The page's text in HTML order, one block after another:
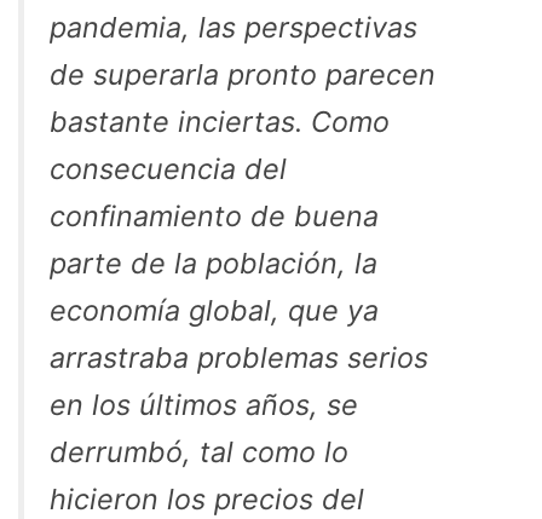
pandemia, las perspectivas
de superarla pronto parecen
bastante inciertas. Como
consecuencia del
confinamiento de buena
parte de la población, la
economía global, que ya
arrastraba problemas serios
en los últimos años, se
derrumbó, tal como lo
hicieron los precios del